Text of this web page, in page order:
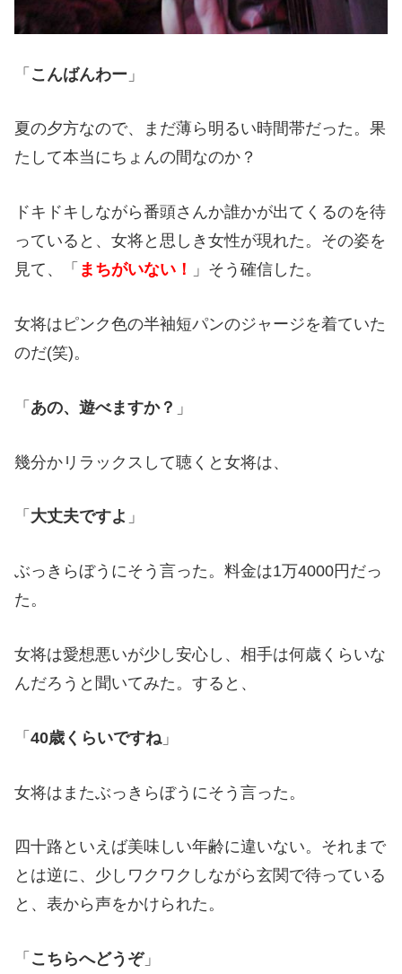
「 こんばんわー 」
夏の夕方なので、まだ薄ら明るい時間帯だった。果
たして本当にちょんの間なのか？
ドキドキしながら番頭さんか誰かが出てくるのを待
っていると、女将と思しき女性が現れた。その姿を
見て、「 まちがいない！ 」そう確信した。
女将はピンク色の半袖短パンのジャージを着ていた
のだ(笑)。
「 あの、遊べますか？ 」
幾分かリラックスして聴くと女将は、
「 大丈夫ですよ 」
ぶっきらぼうにそう言った。料金は1万4000円だっ
た。
女将は愛想悪いが少し安心し、相手は何歳くらいな
んだろうと聞いてみた。すると、
「 40歳くらいですね 」
女将はまたぶっきらぼうにそう言った。
四十路といえば美味しい年齢に違いない。それまで
とは逆に、少しワクワクしながら玄関で待っている
と、表から声をかけられた。
「 こちらへどうぞ」